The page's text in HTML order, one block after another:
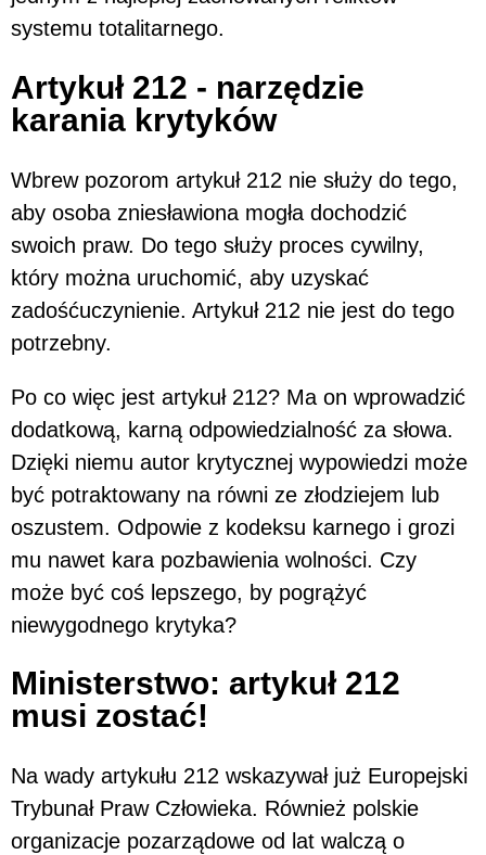
systemu totalitarnego.
Artykuł 212 - narzędzie
karania krytyków
Wbrew pozorom artykuł 212 nie służy do tego,
aby osoba zniesławiona mogła dochodzić
swoich praw. Do tego służy proces cywilny,
który można uruchomić, aby uzyskać
zadośćuczynienie. Artykuł 212 nie jest do tego
potrzebny.
Po co więc jest artykuł 212? Ma on wprowadzić
dodatkową, karną odpowiedzialność za słowa.
Dzięki niemu autor krytycznej wypowiedzi może
być potraktowany na równi ze złodziejem lub
oszustem. Odpowie z kodeksu karnego i grozi
mu nawet kara pozbawienia wolności. Czy
może być coś lepszego, by pogrążyć
niewygodnego krytyka?
Ministerstwo: artykuł 212
musi zostać!
Na wady artykułu 212 wskazywał już Europejski
Trybunał Praw Człowieka. Również polskie
organizacje pozarządowe od lat walczą o